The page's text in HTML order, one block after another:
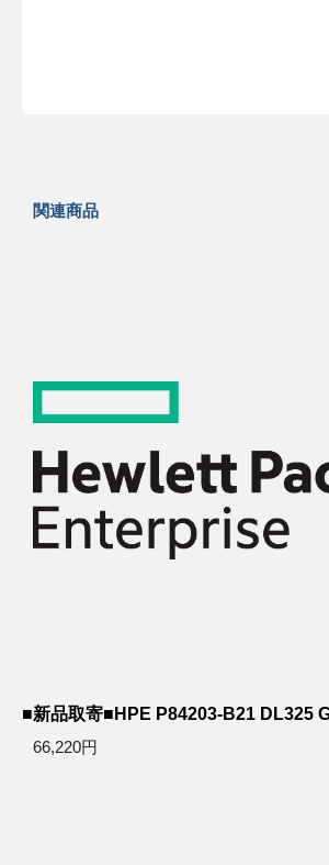
関連商品
■新品取寄■HPE P84203-B21 DL325
66,220円